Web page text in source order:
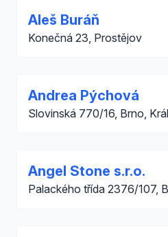
Aleš Buráň
Konečná 23, Prostějov
Andrea Pýchová
Slovinská 770/16, Brno,
Angel Stone s.r.o.
Palackého třída 2376/107,